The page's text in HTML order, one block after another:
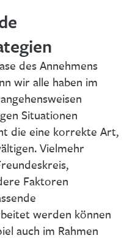
des Annehmens
wir alle haben im
Situationen
die eine korrekte Art,
Vielmehr
Faktoren
werden können
auch im Rahmen